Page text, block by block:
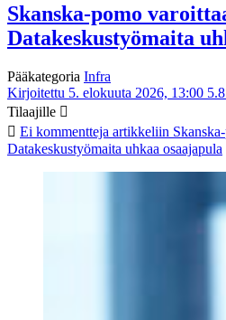
Skanska-pomo
Datakeskustyömaita
Pääkategoria Infra
Kirjoitettu 5. elokuuta 2026, 13:00
Tilaajille
Ei kommentteja artikkeliin
Datakeskustyömaita uhkaa osaajapula